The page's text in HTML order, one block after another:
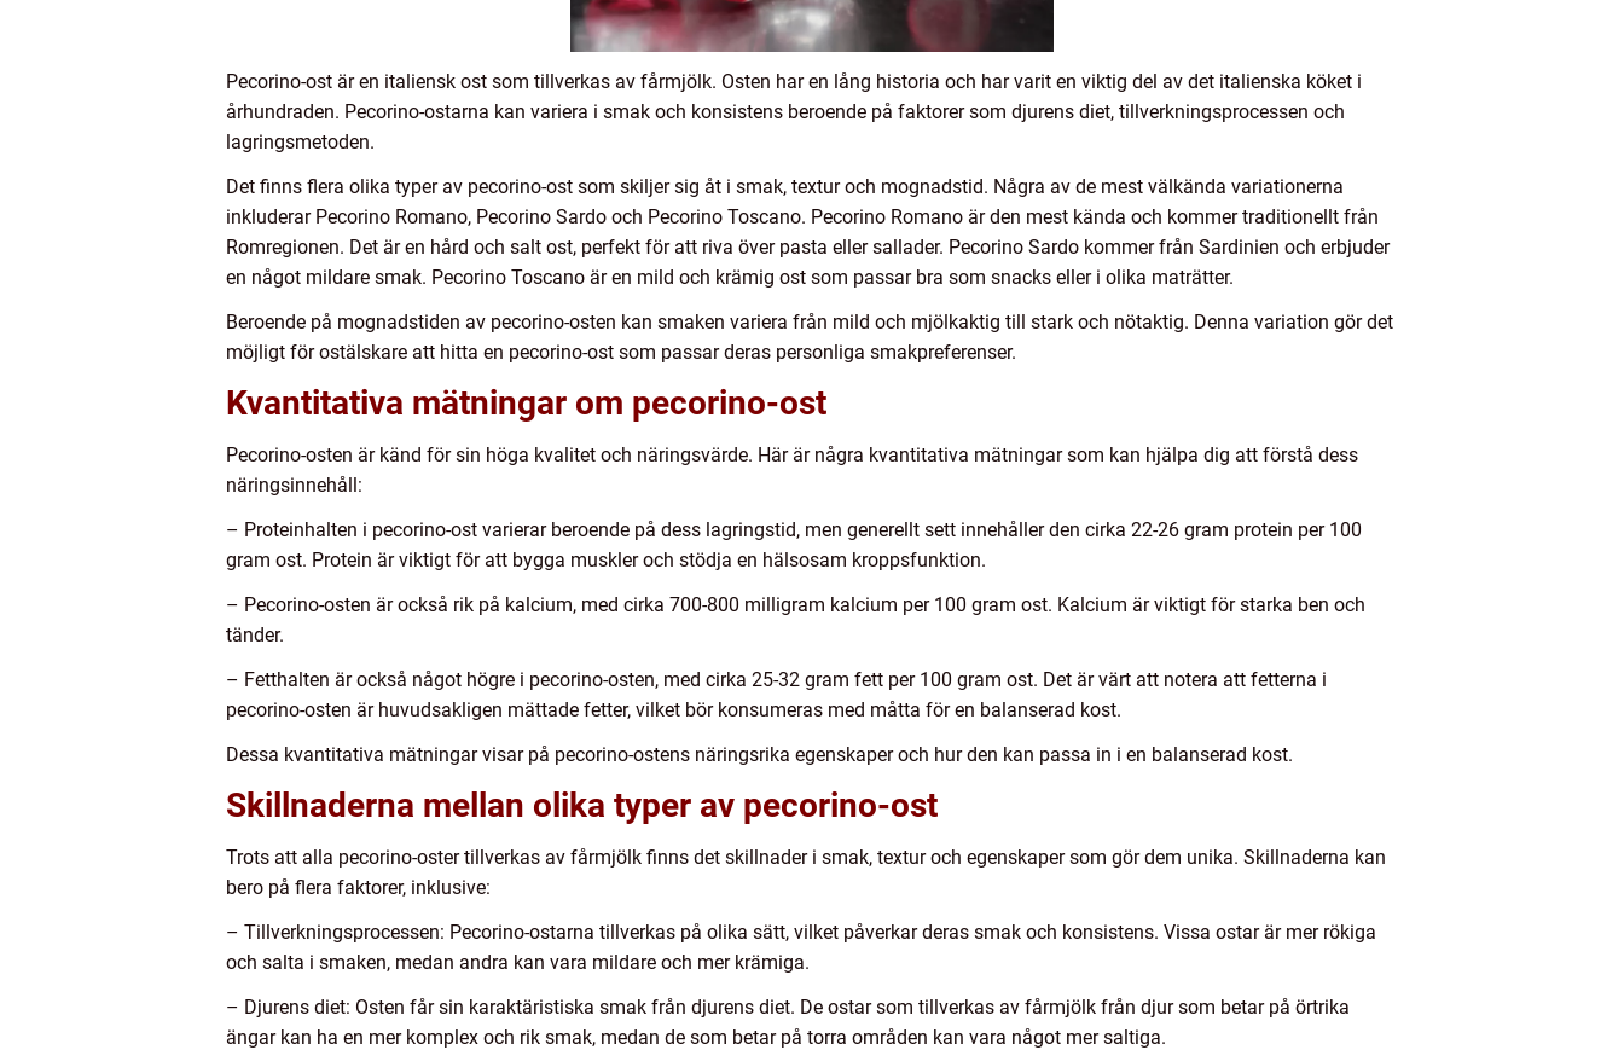
Pecorino-ost är en italiensk ost som tillverkas av fårmjölk. Osten har en lång historia och har varit en viktig del av det italienska köket i
århundraden. Pecorino-ostarna kan variera i smak och konsistens beroende på faktorer som djurens diet, tillverkningsprocessen och
lagringsmetoden.
Det finns flera olika typer av pecorino-ost som skiljer sig åt i smak, textur och mognadstid. Några av de mest välkända variationerna
inkluderar Pecorino Romano, Pecorino Sardo och Pecorino Toscano. Pecorino Romano är den mest kända och kommer traditionellt från
Romregionen. Det är en hård och salt ost, perfekt för att riva över pasta eller sallader. Pecorino Sardo kommer från Sardinien och erbjuder
en något mildare smak. Pecorino Toscano är en mild och krämig ost som passar bra som snacks eller i olika maträtter.
Beroende på mognadstiden av pecorino-osten kan smaken variera från mild och mjölkaktig till stark och nötaktig. Denna variation gör det
möjligt för ostälskare att hitta en pecorino-ost som passar deras personliga smakpreferenser.
Kvantitativa mätningar om pecorino-ost
Pecorino-osten är känd för sin höga kvalitet och näringsvärde. Här är några kvantitativa mätningar som kan hjälpa dig att förstå dess
näringsinnehåll:
– Proteinhalten i pecorino-ost varierar beroende på dess lagringstid, men generellt sett innehåller den cirka 22-26 gram protein per 100
gram ost. Protein är viktigt för att bygga muskler och stödja en hälsosam kroppsfunktion.
– Pecorino-osten är också rik på kalcium, med cirka 700-800 milligram kalcium per 100 gram ost. Kalcium är viktigt för starka ben och
tänder.
– Fetthalten är också något högre i pecorino-osten, med cirka 25-32 gram fett per 100 gram ost. Det är värt att notera att fetterna i
pecorino-osten är huvudsakligen mättade fetter, vilket bör konsumeras med måtta för en balanserad kost.
Dessa kvantitativa mätningar visar på pecorino-ostens näringsrika egenskaper och hur den kan passa in i en balanserad kost.
Skillnaderna mellan olika typer av pecorino-ost
Trots att alla pecorino-oster tillverkas av fårmjölk finns det skillnader i smak, textur och egenskaper som gör dem unika. Skillnaderna kan
bero på flera faktorer, inklusive:
– Tillverkningsprocessen: Pecorino-ostarna tillverkas på olika sätt, vilket påverkar deras smak och konsistens. Vissa ostar är mer rökiga
och salta i smaken, medan andra kan vara mildare och mer krämiga.
– Djurens diet: Osten får sin karaktäristiska smak från djurens diet. De ostar som tillverkas av fårmjölk från djur som betar på örtrika
ängar kan ha en mer komplex och rik smak, medan de som betar på torra områden kan vara något mer saltiga.